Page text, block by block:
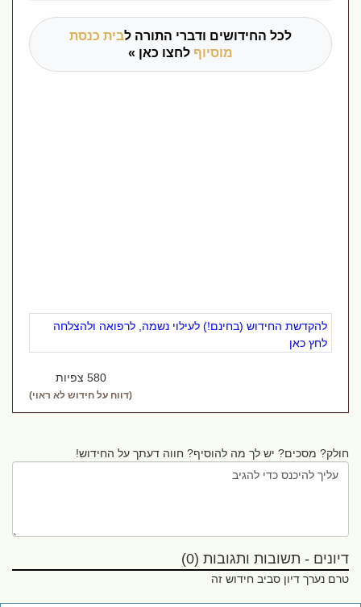
לכל החידושים ודברי התורה לבית כנסת
מוסיוףלחצו כאן »
להקדשת החידוש (בחינם!) לעילוי נשמה, לרפואה ולהצלחה
לחץ כאן
580 צפיות
(דווח על חידוש לא ראוי)
חולק? מסכים? יש לך מה להוסיף? חווה דעתך על החידוש!
דיונים - תשובות ותגובות (0)
טרם נערך דיון סביב חידוש זה